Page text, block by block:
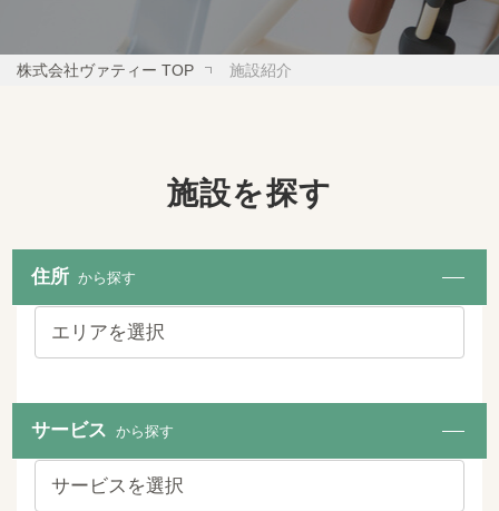
株式会社ヴァティー TOP 施設紹介
施設を探す
住所 から探す
サービス から探す